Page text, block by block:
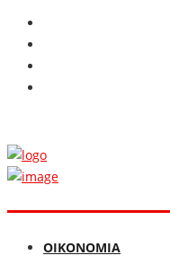
ΟΙΚΟΝΟΜΙΑ